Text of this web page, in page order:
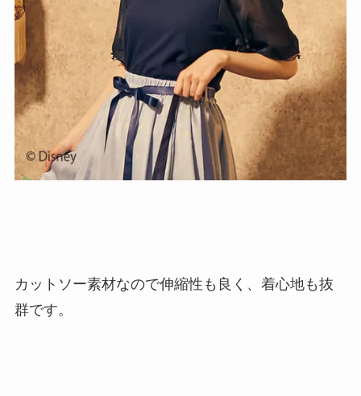
カットソー素材なので伸縮性も良く、着心地も抜
群です。